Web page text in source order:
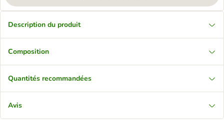
Description du produit
Composition
Quantités recommandées
Avis